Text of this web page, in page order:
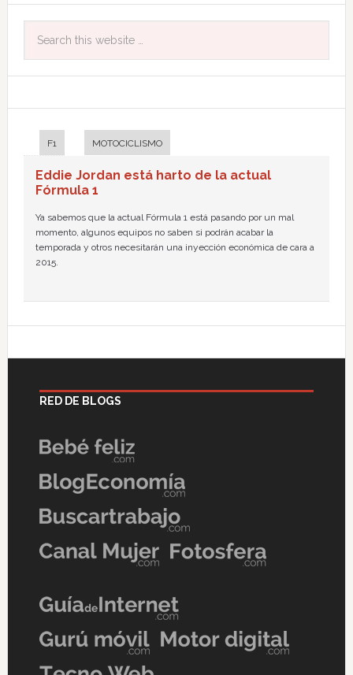
F1 MOTOCICLISMO
Eddie Jordan está harto de la actual
Fórmula 1
Ya sabemos que la actual Fórmula 1 está pasando por un mal
momento, algunos equipos no saben si podrán acabar la
temporada y otros necesitarán una inyección económica de cara a
2015.
RED DE BLOGS